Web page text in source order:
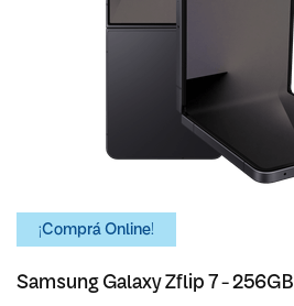
¡Comprá Online!
Samsung Galaxy Zflip 7 - 256GB